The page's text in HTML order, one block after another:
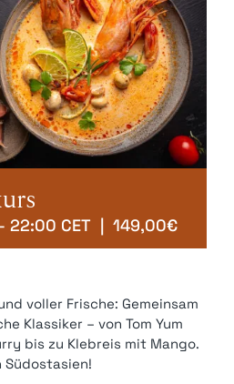
- 22:00 CET | 149,00€
voller Frische: Gemeinsam
Klassiker – von Tom Yum
bis zu Klebreis mit Mango.
Südostasien!